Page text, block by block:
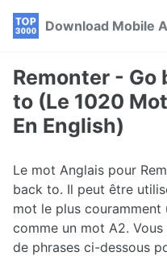
Skip
navigation
Skip
Skip
Download Mobile
Remonter - Go
to (Le 1020
En English)
Le mot Anglais pour
back to. Il peut être
mot le plus couramment
comme un mot A2.
de phrases ci-dessous